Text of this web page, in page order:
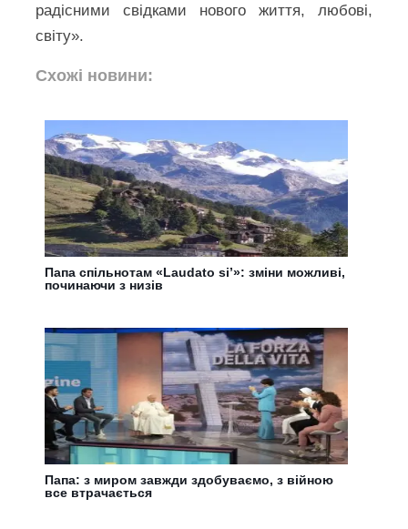
радісними свідками нового життя, любові,
світу».
Схожі новини:
Папа спільнотам «Laudato si’»: зміни можливі,
починаючи з низів
Папа: з миром завжди здобуваємо, з війною
все втрачається